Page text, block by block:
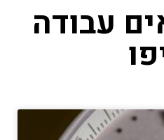
עבודה